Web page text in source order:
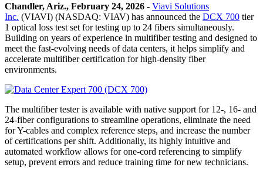
Chandler, Ariz., February 24, 2026 - Viavi Solutions
Inc. (VIAVI) (NASDAQ: VIAV) has announced the DCX 700 tier
1 optical loss test set for testing up to 24 fibers simultaneously.
Building on years of experience in multifiber testing and designed to
meet the fast-evolving needs of data centers, it helps simplify and
accelerate multifiber certification for high-density fiber
environments.
The multifiber tester is available with native support for 12-, 16- and
24-fiber configurations to streamline operations, eliminate the need
for Y-cables and complex reference steps, and increase the number
of certifications per shift. Additionally, its highly intuitive and
automated workflow allows for one-cord referencing to simplify
setup, prevent errors and reduce training time for new technicians.